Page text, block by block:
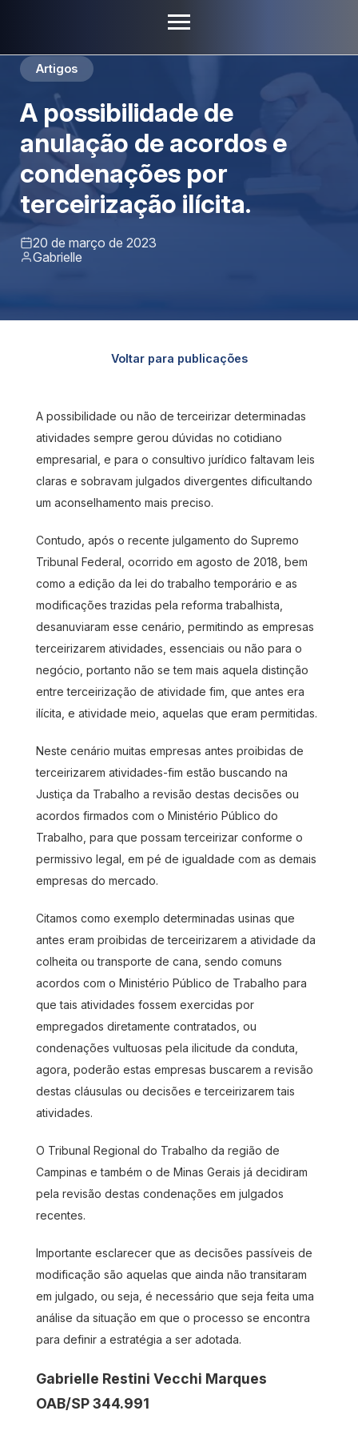
Artigos
A possibilidade de
anulação de acordos e
condenações por
terceirização ilícita.
20 de março de 2023
Gabrielle
Voltar para publicações
A possibilidade ou não de terceirizar determinadas
atividades sempre gerou dúvidas no cotidiano
empresarial, e para o consultivo jurídico faltavam leis
claras e sobravam julgados divergentes dificultando
um aconselhamento mais preciso.
Contudo, após o recente julgamento do Supremo
Tribunal Federal, ocorrido em agosto de 2018, bem
como a edição da lei do trabalho temporário e as
modificações trazidas pela reforma trabalhista,
desanuviaram esse cenário, permitindo as empresas
terceirizarem atividades, essenciais ou não para o
negócio, portanto não se tem mais aquela distinção
entre terceirização de atividade fim, que antes era
ilícita, e atividade meio, aquelas que eram permitidas.
Neste cenário muitas empresas antes proibidas de
terceirizarem atividades-fim estão buscando na
Justiça da Trabalho a revisão destas decisões ou
acordos firmados com o Ministério Público do
Trabalho, para que possam terceirizar conforme o
permissivo legal, em pé de igualdade com as demais
empresas do mercado.
Citamos como exemplo determinadas usinas que
antes eram proibidas de terceirizarem a atividade da
colheita ou transporte de cana, sendo comuns
acordos com o Ministério Público de Trabalho para
que tais atividades fossem exercidas por
empregados diretamente contratados, ou
condenações vultuosas pela ilicitude da conduta,
agora, poderão estas empresas buscarem a revisão
destas cláusulas ou decisões e terceirizarem tais
atividades.
O Tribunal Regional do Trabalho da região de
Campinas e também o de Minas Gerais já decidiram
pela revisão destas condenações em julgados
recentes.
Importante esclarecer que as decisões passíveis de
modificação são aquelas que ainda não transitaram
em julgado, ou seja, é necessário que seja feita uma
análise da situação em que o processo se encontra
para definir a estratégia a ser adotada.
Gabrielle Restini Vecchi Marques
OAB/SP 344.991